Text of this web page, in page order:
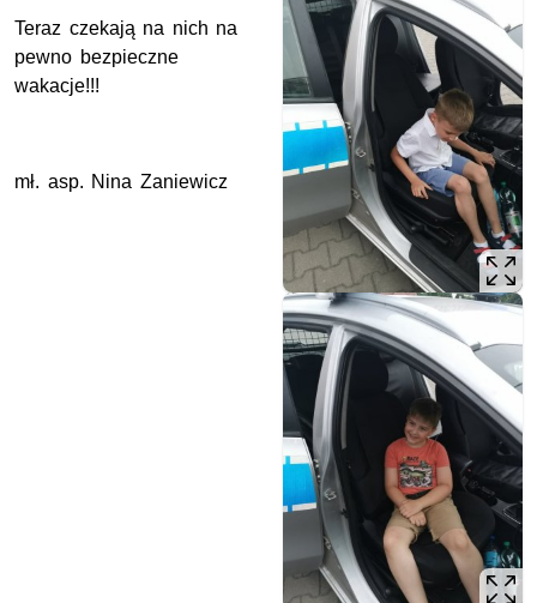
Teraz czekają na nich na
pewno bezpieczne
wakacje!!!
mł. asp. Nina Zaniewicz